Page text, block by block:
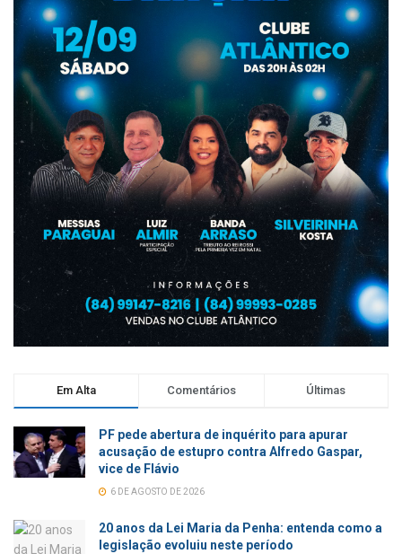
Em Alta Comentários Últimas
PF pede abertura de inquérito para apurar
acusação de estupro contra Alfredo Gaspar,
vice de Flávio
6 DE AGOSTO DE 2026
20 anos da Lei Maria da Penha: entenda como a
legislação evoluiu neste período